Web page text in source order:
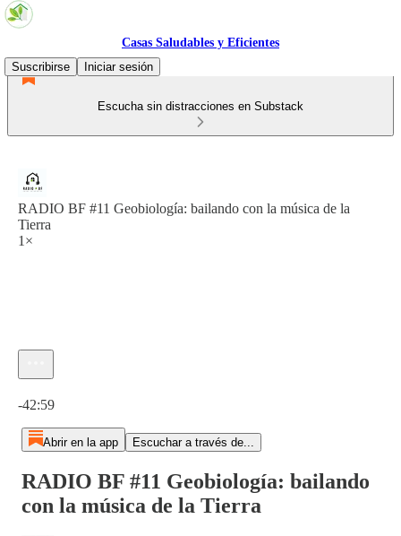
Casas Saludables y Eficientes
Suscribirse
Iniciar sesión
Escucha sin distracciones en Substack
RADIO BF #11 Geobiología: bailando con la música de la
Tierra
1×
-42:59
Abrir en la app Escuchar a través de...
RADIO BF #11 Geobiología: bailando
con la música de la Tierra